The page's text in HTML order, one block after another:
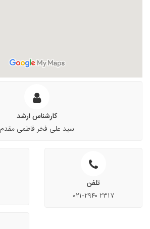
کارشناس ارشد
سید علی فخر فاطمی مقدم
تلفن
۰۲۱-۲۹۴۰ ۲۳۱۷